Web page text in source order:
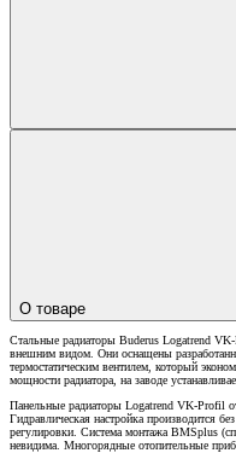
О товаре
Стальные радиаторы Buderus Logatrend
внешним видом. Они оснащены
термостатическим вентилем, который
мощности радиатора, на заводе
Панельные радиаторы Logatrend VK-Profil
Гидравлическая настройка производится
регулировки. Система монтажа BMSplus
невидима. Многорядные отопительные